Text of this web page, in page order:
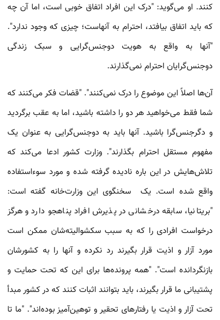
کنند. او می‌گوید: "درک این افراد اتفاق خوبی است، اما آن چه
که باید اتفاق بیافتد، احترام به آنهاست؛ چیزی که وجود ندارد".
"آنها به واقع به هویت دوجنس‌گرایی و سبک زندگی
دوجنس‌گرایان احترام نمی‌گذارند.
آن‌ها اصلاً این موضوع را درک نمی‌کنند". "قضات فکر می‌کنند که
شما فقط می‌خواهید هر دو را داشته باشید، اما به عقب برگردید
و دگرجنس‌گرا باشید. آنها باید به دوجنس‌گرایی به عنوان یک
مفهوم مستقل احترام بگذارند". وزارت کشور ادعا می‌کند که
تلاش‌هایش در این باره نادیده گرفته شده و مورد سوءاستفاده
واقع شده است. یک سخنگوی این وزارت‌خانه گفته است:
"بریتانیا، سابقه درخشانی در پذیرش افراد پناهجو دارد و هرگز
درخواست افرادی را که به سبب سکشوالیته‌شان ممکن است
مورد آزار و اذیت قرار بگیرند رد نکرده و آنها را به کشورشان
بازنگردانده است". "همه پرونده‌ها برای این که تحت حمایت و
پشتیبانی ما قرار بگیرند، باید بتوانند اثبات کنند که در کشور مبدأ
تحت آزار و اذیت یا رفتارهای تحقیر و توهین‌آمیز بوده‌اند". "ما تا